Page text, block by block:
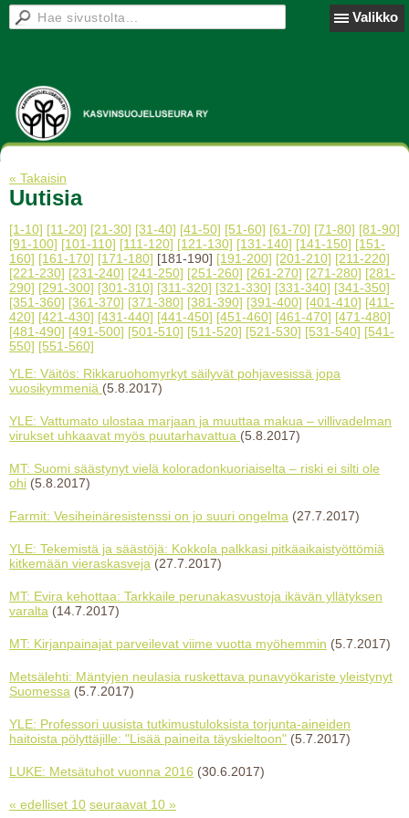
Valikko
« Takaisin
Uutisia
[1-10] [11-20] [21-30] [31-40] [41-50] [51-60] [61-70] [71-80] [81-90]
[91-100] [101-110] [111-120] [121-130] [131-140] [141-150] [151-
160] [161-170] [171-180] [181-190] [191-200] [201-210] [211-220]
[221-230] [231-240] [241-250] [251-260] [261-270] [271-280] [281-
290] [291-300] [301-310] [311-320] [321-330] [331-340] [341-350]
[351-360] [361-370] [371-380] [381-390] [391-400] [401-410] [411-
420] [421-430] [431-440] [441-450] [451-460] [461-470] [471-480]
[481-490] [491-500] [501-510] [511-520] [521-530] [531-540] [541-
550] [551-560]
YLE: Väitös: Rikkaruohomyrkyt säilyvät pohjavesissä jopa
vuosikymmeniä (5.8.2017)
YLE: Vattumato ulostaa marjaan ja muuttaa makua – villivadelman
virukset uhkaavat myös puutarhavattua (5.8.2017)
MT: Suomi säästynyt vielä koloradonkuoriaiselta – riski ei silti ole
ohi (5.8.2017)
Farmit: Vesiheinäresistenssi on jo suuri ongelma (27.7.2017)
YLE: Tekemistä ja säästöjä: Kokkola palkkasi pitkäaikaistyöttömiä
kitkemään vieraskasveja (27.7.2017)
MT: Evira kehottaa: Tarkkaile perunakasvustoja ikävän yllätyksen
varalta (14.7.2017)
MT: Kirjanpainajat parveilevat viime vuotta myöhemmin (5.7.2017)
Metsälehti: Mäntyjen neulasia ruskettava punavyökariste yleistynyt
Suomessa (5.7.2017)
YLE: Professori uusista tutkimustuloksista torjunta-aineiden
haitoista pölyttäjille: "Lisää paineita täyskieltoon" (5.7.2017)
LUKE: Metsätuhot vuonna 2016 (30.6.2017)
« edelliset 10 seuraavat 10 »